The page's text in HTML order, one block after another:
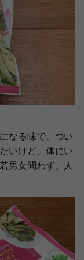
なる味で、つい
いけど、体にい
男女問わず、人